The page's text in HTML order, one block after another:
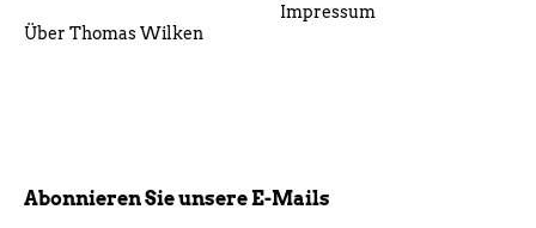
Über Thomas Wilken
Impressum
Abonnieren Sie unsere E-Mails